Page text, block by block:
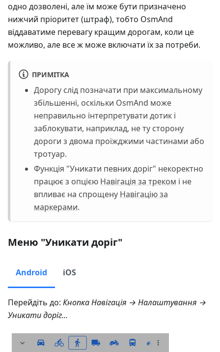
одно дозволені, але їм може бути призначено
нижчий пріоритет (штраф), тобто OsmAnd
віддаватиме перевагу кращим дорогам, коли це
можливо, але все ж може включати їх за потреби.
ПРИМІТКА
Дорогу слід позначати при максимальному
збільшенні, оскільки OsmAnd може
неправильно інтерпретувати дотик і
заблокувати, наприклад, не ту сторону
дороги з двома проїжджими частинами або
тротуар.
Функція "Уникати певних доріг" некоректно
працює з опцією Навігація за треком і не
впливає на спрощену Навігацію за
маркерами.
Меню "Уникати доріг"
Android iOS
Перейдіть до: Кнопка Навігація → Налаштування →
Уникати доріг...